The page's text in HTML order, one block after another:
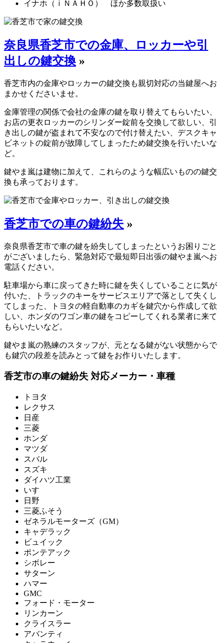
イナホ（ｉＮＡＨＯ） ほか多数取扱い
奈良県香芝市での金庫、ロッカーや引
出しの鍵交換 »
香芝市内の金庫やロッカーの鍵交換も親切対応の当鍵屋へお
まかせくださいませ。
金庫管理の関係で会社の金庫の鍵を取り替えてもらいたい、
お店の更衣ロッカーのシリンダー錠前を交換して欲しい、引
き出しの鍵が盗まれて不安なので付け替えたい、デスクキャ
ビネットの錠前が故障してしまったため鍵交換を行いたいな
ど。
鍵やま嵐は建物に加えて、これらのような幅広いものの鍵交
換も承っております。
香芝市での車の鍵紛失 »
奈良県香芝市で車の鍵を紛失してしまったというお困りごと
がございましたら、緊急対応で最短即日出張の鍵やま嵐へお
電話ください。
駐車場から車に戻ってきた時に鍵を失くしていることに気が
付いた、トラックのキーをサービスエリアで落として失くし
てしまった、トヨタの軽自動車のカギを鍵穴から作成して欲
しい、ホンダのワゴン車の鍵をコピーしてくれる業者に来て
もらいたいなど。
鍵やま嵐の熟練のスタッフが、元となる鍵がない状態からで
も鍵穴の段差を読みとって鍵をお作りいたします。
香芝市の車の鍵紛失 対応メーカー・車種
トヨタ
レクサス
日産
三菱
ホンダ
マツダ
スバル
スズキ
ダイハツ工業
いすゞ
日野
三菱ふそう
ゼネラルモーターズ（GM）
キャデラック
ビュイック
ポンテアック
シボレー
サターン
ハマー
GMC
フォード・モーター
リンカーン
クライスラー
アバンティ